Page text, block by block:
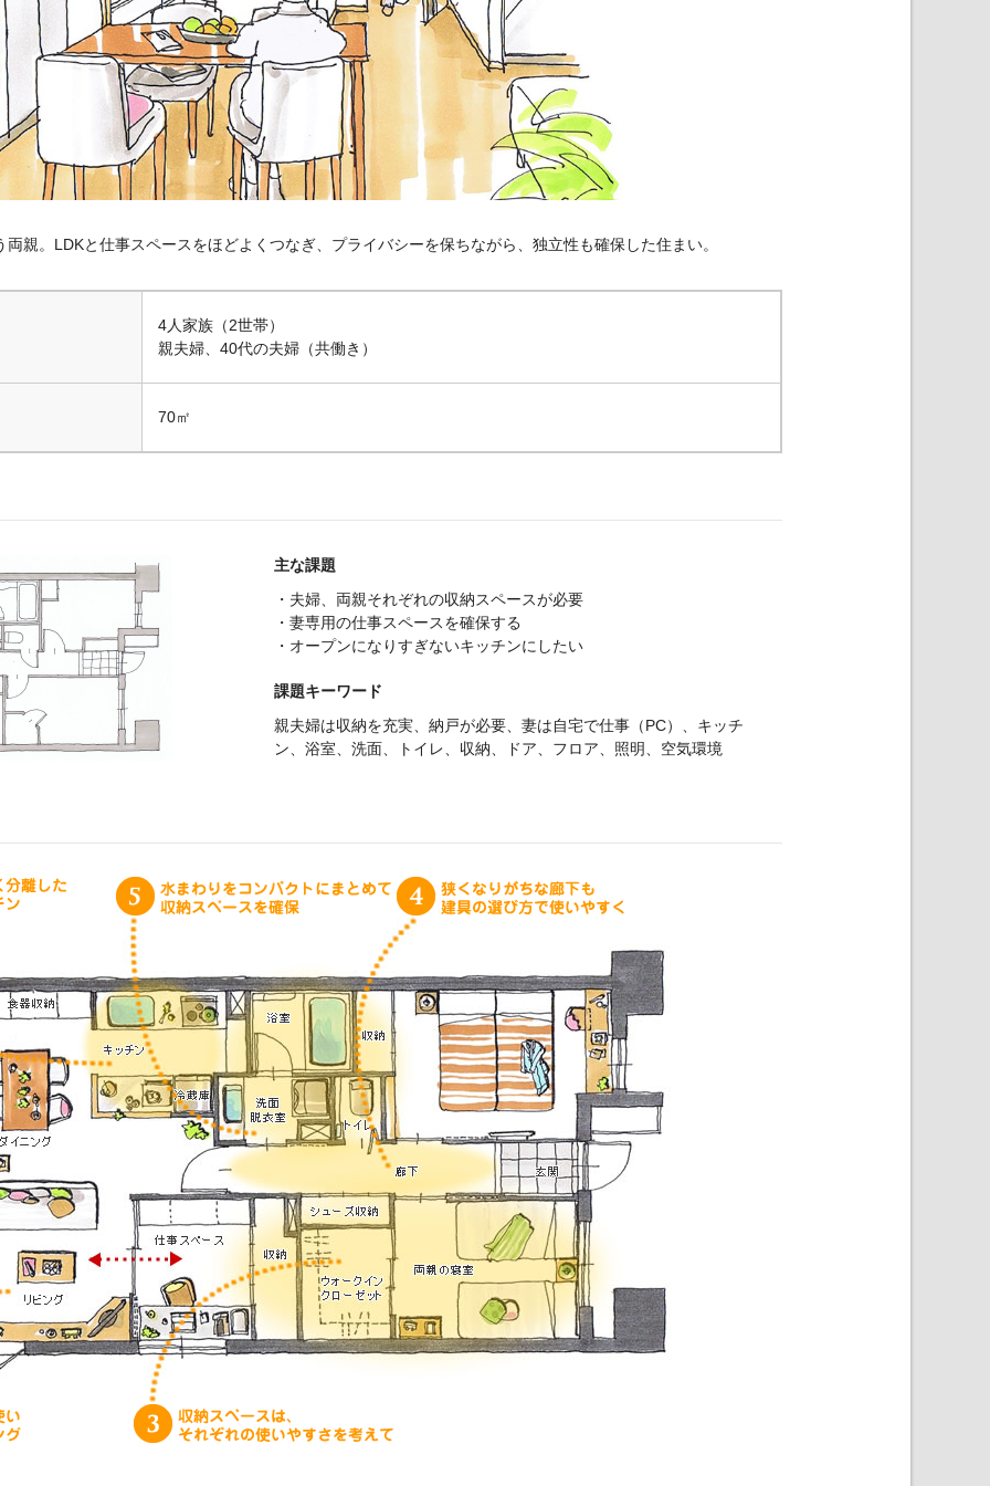
親。LDKと仕事スペースをほどよくつなぎ、プライバシーを保ちながら、独立性も確保した住まい。
4人家族（2世帯）
親夫婦、40代の夫婦（共働き）
70㎡
主な課題
・夫婦、両親それぞれの収納スペースが必要
・妻専用の仕事スペースを確保する
・オープンになりすぎないキッチンにしたい
課題キーワード
親夫婦は収納を充実、納戸が必要、妻は自宅で仕事（PC）、キッチ
ン、浴室、洗面、トイレ、収納、ドア、フロア、照明、空気環境